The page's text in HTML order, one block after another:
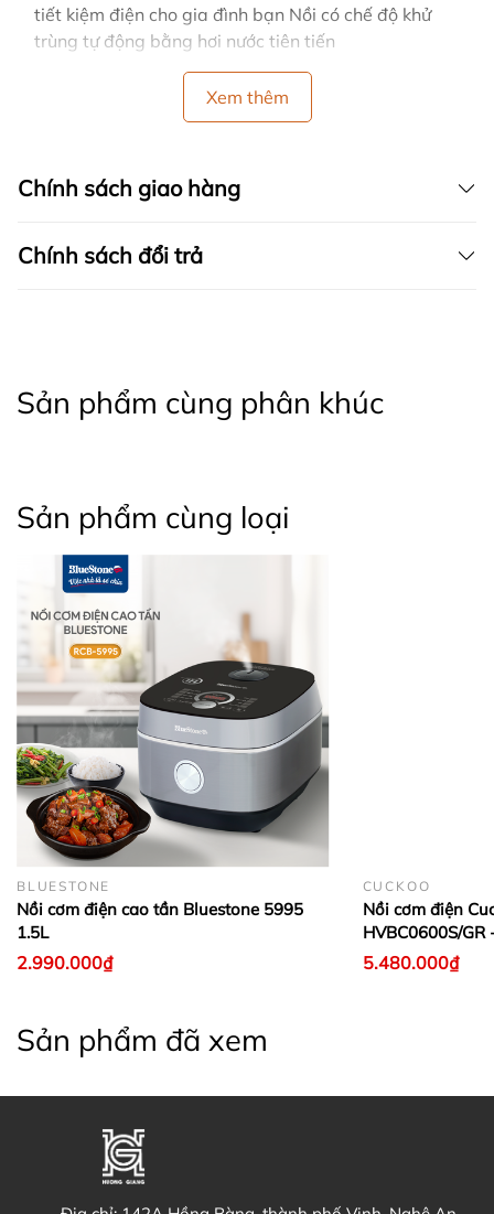
tiết kiệm điện cho gia đình bạn Nồi có chế độ khử
trùng tự động bằng hơi nước tiên tiến
Xem thêm
Chính sách giao hàng
Chính sách đổi trả
Sản phẩm cùng phân khúc
Sản phẩm cùng loại
BLUESTONE
Nồi cơm điện cao tần Bluestone 5995
1.5L
2.990.000₫
CUCKOO
Nồi cơm điện
HVBC0600S/GR
5.480.000₫
Sản phẩm đã xem